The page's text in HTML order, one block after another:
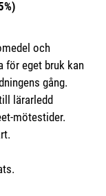
och
för eget bruk kan
gång.
lärarledd
mötestider.